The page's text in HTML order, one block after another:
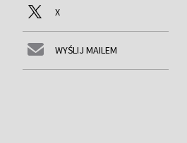
X
WYŚLIJ MAILEM